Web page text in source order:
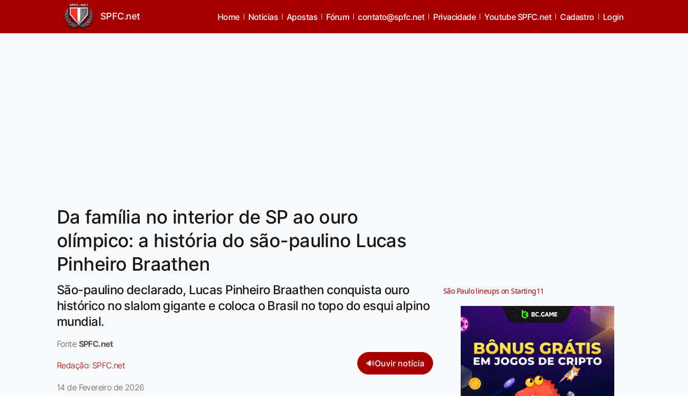
SPFC.net Home Noticias Apostas Fórum contato@spfc.net Privacidade Youtube SPFC.net Cadastro Login
Da família no interior de SP ao ouro
olímpico: a história do são-paulino Lucas
Pinheiro Braathen
São-paulino declarado, Lucas Pinheiro Braathen conquista ouro
histórico no slalom gigante e coloca o Brasil no topo do esqui alpino
mundial.
Fonte SPFC.net
Redação: SPFC.net 🔊Ouvir notícia
14 de Fevereiro de 2026
São Paulo lineups on Starting11